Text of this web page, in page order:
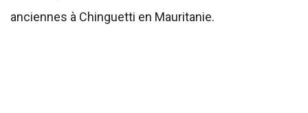
anciennes à Chinguetti en Mauritanie.